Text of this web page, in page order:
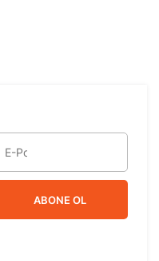
ABONE OL